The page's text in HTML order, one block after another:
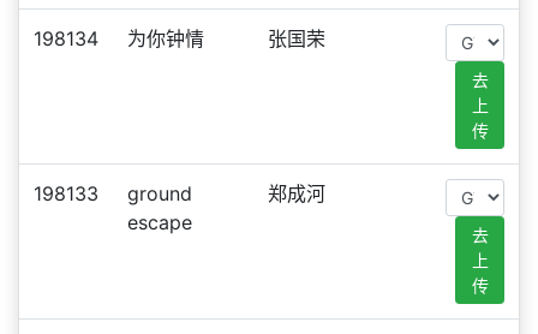
198134 为你钟情 张国荣
去
上
传
198133
ground
escape
郑成河
去
上
传